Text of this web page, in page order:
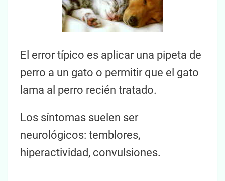
El error típico es aplicar una pipeta de
perro a un gato o permitir que el gato
lama al perro recién tratado.
Los síntomas suelen ser
neurológicos: temblores,
hiperactividad, convulsiones.